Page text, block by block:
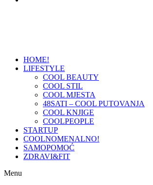
HOME!
LIFESTYLE
COOL BEAUTY
COOL STIL
COOL MJESTA
48SATI – COOL PUTOVANJA
COOL KNJIGE
COOLPEOPLE
STARTUP
COOLNOMENALNO!
SAMOPOMOĆ
ZDRAVI&FIT
Menu